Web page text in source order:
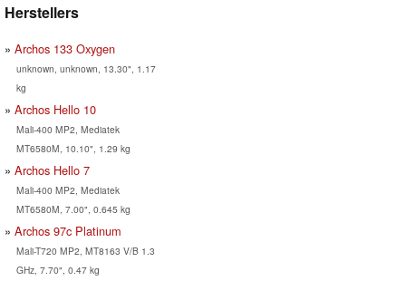
Herstellers
Archos 133 Oxygen
unknown, unknown, 13.30", 1.17
kg
Archos Hello 10
Mali-400 MP2, Mediatek
MT6580M, 10.10", 1.29 kg
Archos Hello 7
Mali-400 MP2, Mediatek
MT6580M, 7.00", 0.645 kg
Archos 97c Platinum
Mali-T720 MP2, MT8163 V/B 1.3
GHz, 7.70", 0.47 kg